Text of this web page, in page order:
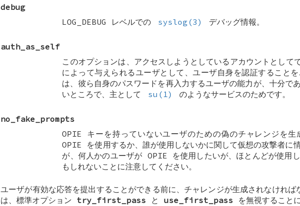
debug
LOG_DEBUG
レベルでの syslog(3) デバッグ情報。
auth_as_self
このオプションは、アクセスしようとしているアカウントとして
によって与えられるユーザとして、ユーザ自身を認証すること
は、彼ら自身のパスワードを再入力するユーザの能力が、十分で
いところで、主として
su(1) のようなサービスのためです。
no_fake_prompts
OPIE キーを持っていないユーザのための偽のチャレンジを生
OPIE を使用するか、誰が使用しないかに関して仮想の攻撃者に
が、何人かのユーザが OPIE を使用したいが、ほとんどが使用
もしれないことに注意してください。
ユーザが有効な応答を提出することができる前に、チャレンジが生成されなければ
は、標準オプション try_first_pass と use_first_pass を無視すること